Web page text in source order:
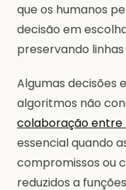
que os humanos
decisão em
preservando
Algumas decisões
algoritmos não
colaboração entre
essencial quando
compromissos ou
reduzidos a